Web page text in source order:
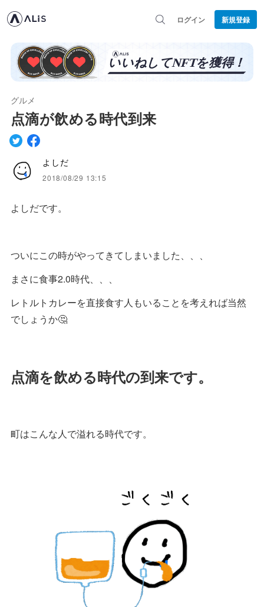
ログイン 新規登録
グルメ
点滴が飲める時代到来
よしだ
2018/08/29 13:15
よしだです。
ついにこの時がやってきてしまいました、、、
まさに食事2.0時代、、、
レトルトカレーを直接食す人もいることを考えれば当然
でしょうか🤔
点滴を飲める時代の到来です。
町はこんな人で溢れる時代です。